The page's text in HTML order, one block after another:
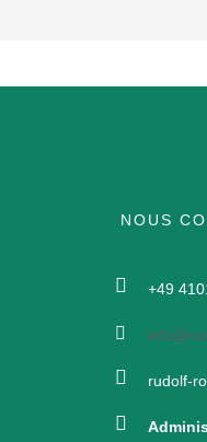
NOUS
+49
rudolf-